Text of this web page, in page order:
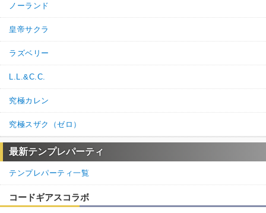
ノーランド
皇帝サクラ
ラズベリー
L.L.&C.C.
究極カレン
究極スザク（ゼロ）
最新テンプレパーティ
テンプレパーティ一覧
コードギアスコラボ